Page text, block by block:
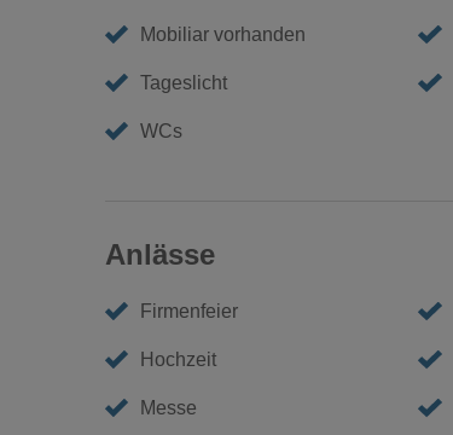
Mobiliar vorhanden
Tageslicht
WCs
Anlässe
Firmenfeier
Hochzeit
Messe